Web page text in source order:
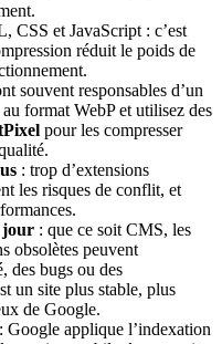
CSS et JavaScript : c’est
réduit le poids de
souvent responsables d’un
format WebP et utilisez des
pour les compresser
: trop d’extensions
les risques de conflit, et
jour : que ce soit CMS, les
obsolètes peuvent
des bugs ou des
un site plus stable, plus
de Google.
: Google applique l’indexation